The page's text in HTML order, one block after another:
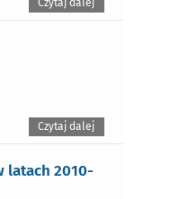
Czytaj dalej
Czytaj dalej
latach 2010-